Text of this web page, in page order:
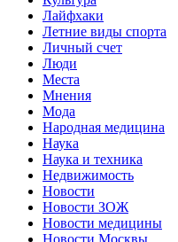
Лайфхаки
Летние виды спорта
Личный счет
Люди
Места
Мнения
Мода
Народная медицина
Наука
Наука и техника
Недвижимость
Новости
Новости ЗОЖ
Новости медицины
Новости Москвы